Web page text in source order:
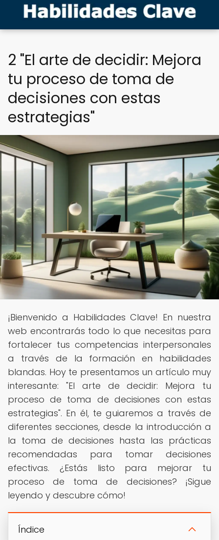
2 "El arte de decidir: Mejora
tu proceso de toma de
decisiones con estas
estrategias"
¡Bienvenido a Habilidades Clave! En nuestra
web encontrarás todo lo que necesitas para
fortalecer tus competencias interpersonales
a través de la formación en habilidades
blandas. Hoy te presentamos un artículo muy
interesante: "El arte de decidir: Mejora tu
proceso de toma de decisiones con estas
estrategias". En él, te guiaremos a través de
diferentes secciones, desde la introducción a
la toma de decisiones hasta las prácticas
recomendadas para tomar decisiones
efectivas. ¿Estás listo para mejorar tu
proceso de toma de decisiones? ¡Sigue
leyendo y descubre cómo!
Índice